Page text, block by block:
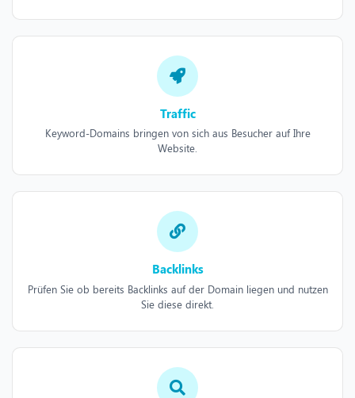
Traffic
Keyword-Domains bringen von sich aus Besucher auf Ihre
Website.
Backlinks
Prüfen Sie ob bereits Backlinks auf der Domain liegen und nutzen
Sie diese direkt.